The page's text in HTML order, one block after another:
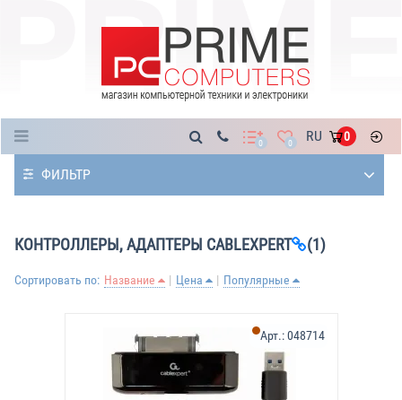
0 0 RU 0
ФИЛЬТР
КОНТРОЛЛЕРЫ, АДАПТЕРЫ CABLEXPERT (1)
Сортировать по: Название Цена Популярные
Арт.:048714